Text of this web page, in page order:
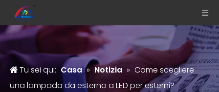
Tu sei qui: Casa » Notizia » Come scegliere
una lampada da esterno a LED per esterni?